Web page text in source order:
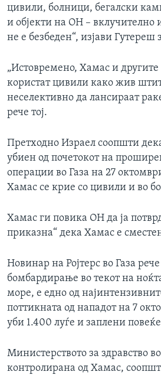
цивили, болници, бегалски
и објекти на ОН – вклучително
не е безбеден“, изјави Гутереш
„Истовремено, Хамас и
користат цивили како жив
неселективно да лансираат
рече тој.
Претходно Израел соопшти
убиен од почетокот на
операции во Газа на 27
Хамас се крие со цивили и во
Хамас ги повика ОН да ја
приказна“ дека Хамас е
Новинар на Ројтерс во Газа
бомбардирање во текот на
море, е едно од
поттикната од нападот на 7
уби 1.400 луѓе и заплени
Министерството за здравство
контролирана од Хамас,